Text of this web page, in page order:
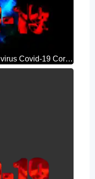
Lights fractal background Corona virus Covid-19 Coronavirus disease 2019 2020